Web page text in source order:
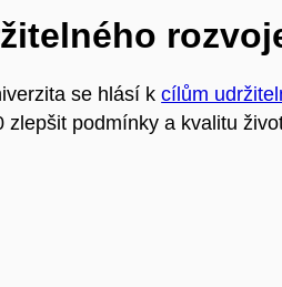
se hlásí kcílům
zlepšit podmínky a kvalitu